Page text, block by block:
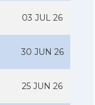
03 JUL 26
30 JUN 26
25 JUN 26